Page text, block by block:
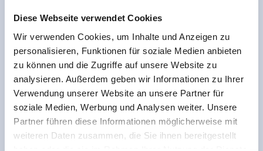
Diese Webseite verwendet Cookies
Wir verwenden Cookies, um Inhalte und Anzeigen zu
personalisieren, Funktionen für soziale Medien anbieten
zu können und die Zugriffe auf unsere Website zu
analysieren. Außerdem geben wir Informationen zu Ihrer
Verwendung unserer Website an unsere Partner für
soziale Medien, Werbung und Analysen weiter. Unsere
Partner führen diese Informationen möglicherweise mit
weiteren Daten zusammen, die Sie ihnen bereitgestellt
Zurück zur Übersicht